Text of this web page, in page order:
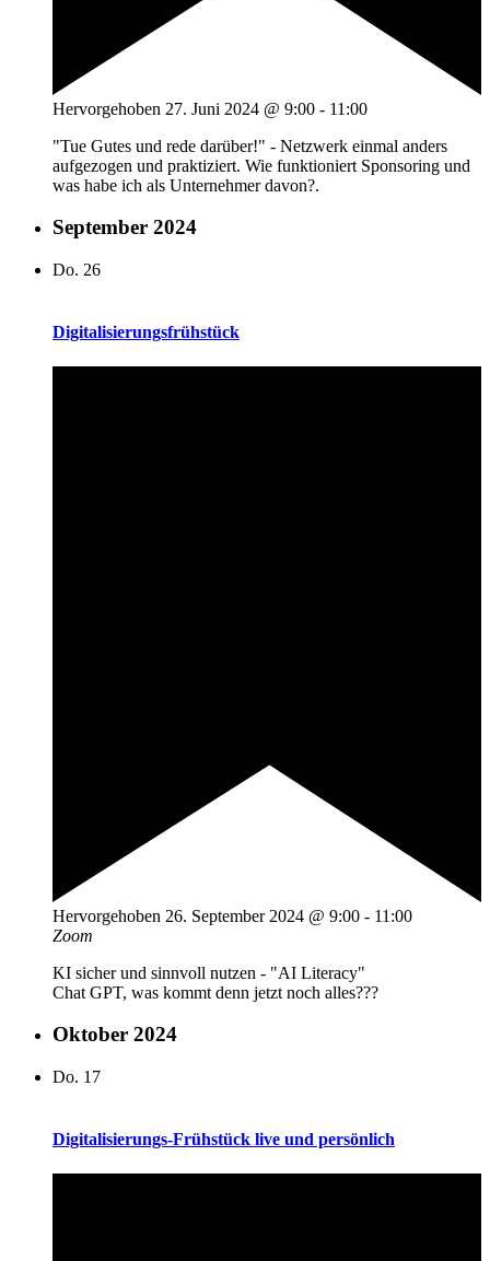
Hervorgehoben 27. Juni 2024 @ 9:00 - 11:00
"Tue Gutes und rede darüber!" - Netzwerk einmal anders
aufgezogen und praktiziert. Wie funktioniert Sponsoring und
was habe ich als Unternehmer davon?.
September 2024
Do. 26
Digitalisierungsfrühstück
Hervorgehoben 26. September 2024 @ 9:00 - 11:00
Zoom
KI sicher und sinnvoll nutzen - "AI Literacy"
Chat GPT, was kommt denn jetzt noch alles???
Oktober 2024
Do. 17
Digitalisierungs-Frühstück live und persönlich